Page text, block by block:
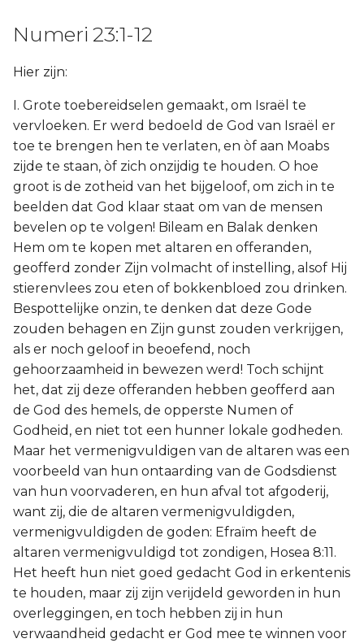
Numeri 23:1-12
Hier zijn:
I. Grote toebereidselen gemaakt, om Israël te
vervloeken. Er werd bedoeld de God van Israël er
toe te brengen hen te verlaten, en òf aan Moabs
zijde te staan, òf zich onzijdig te houden. O hoe
groot is de zotheid van het bijgeloof, om zich in te
beelden dat God klaar staat om van de mensen
bevelen op te volgen! Bileam en Balak denken
Hem om te kopen met altaren en offeranden,
geofferd zonder Zijn volmacht of instelling, alsof Hij
stierenvlees zou eten of bokkenbloed zou drinken.
Bespottelijke onzin, te denken dat deze Gode
zouden behagen en Zijn gunst zouden verkrijgen,
als er noch geloof in beoefend, noch
gehoorzaamheid in bewezen werd! Toch schijnt
het, dat zij deze offeranden hebben geofferd aan
de God des hemels, de opperste Numen of
Godheid, en niet tot een hunner lokale godheden.
Maar het vermenigvuldigen van de altaren was een
voorbeeld van hun ontaarding van de Godsdienst
van hun voorvaderen, en hun afval tot afgoderij,
want zij, die de altaren vermenigvuldigden,
vermenigvuldigden de goden: Efraïm heeft de
altaren vermenigvuldigd tot zondigen, Hosea 8:11.
Het heeft hun niet goed gedacht God in erkentenis
te houden, maar zij zijn verijdeld geworden in hun
overleggingen, en toch hebben zij in hun
verwaandheid gedacht er God mee te winnen voor